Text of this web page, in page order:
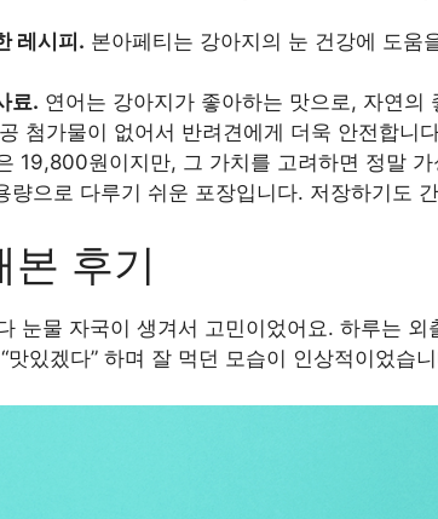
레시피. 본아페티는 강아지의 눈 건강에 도움
료. 연어는 강아지가 좋아하는 맛으로, 자연의
첨가물이 없어서 반려견에게 더욱 안전합니
19,800원이지만, 그 가치를 고려하면 정말 가
량으로 다루기 쉬운 포장입니다. 저장하기도
본 후기
눈물 자국이 생겨서 고민이었어요. 하루는
있겠다” 하며 잘 먹던 모습이 인상적이었습